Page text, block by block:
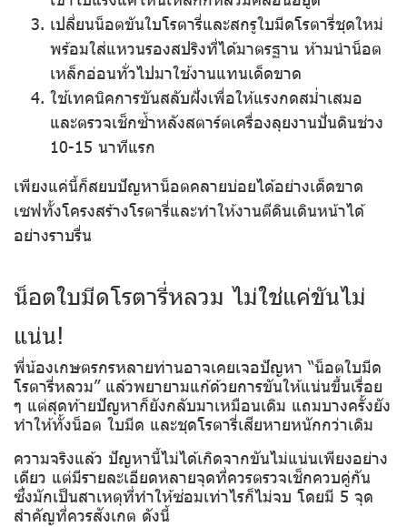
เปลี่ยนน็อตขันใบโรตารี่และสกรูใบมีดโรตารี่ชุดใหม่
พร้อมใส่แหวนรองสปริงที่ได้มาตรฐาน ห้ามนำน็อต
เหล็กอ่อนทั่วไปมาใช้งานแทนเด็ดขาด
ใช้เทคนิคการขันสลับฝั่งเพื่อให้แรงกดสม่ำเสมอ
และตรวจเช็กซ้ำหลังสตาร์ตเครื่องลุยงานปั่นดินช่วง
10-15 นาทีแรก
เพียงแค่นี้ก็สยบปัญหาน็อตคลายบ่อยได้อย่างเด็ดขาด
เซฟทั้งโครงสร้างโรตารี่และทำให้งานตีดินเดินหน้าได้
อย่างราบรื่น
น็อตใบมีดโรตารี่หลวม ไม่ใช่แค่ขันไม่
แน่น!
พี่น้องเกษตรกรหลายท่านอาจเคยเจอปัญหา “น็อตใบมีด
โรตารี่หลวม” แล้วพยายามแก้ด้วยการขันให้แน่นขึ้นเรื่อย
ๆ แต่สุดท้ายปัญหาก็ยังกลับมาเหมือนเดิม แถมบางครั้งยัง
ทำให้ทั้งน็อต ใบมีด และชุดโรตารี่เสียหายหนักกว่าเดิม
ความจริงแล้ว ปัญหานี้ไม่ได้เกิดจากขันไม่แน่นเพียงอย่าง
เดียว แต่มีรายละเอียดหลายจุดที่ควรตรวจเช็กควบคู่กัน
ซึ่งมักเป็นสาเหตุที่ทำให้ซ่อมเท่าไรก็ไม่จบ โดยมี 5 จุด
สำคัญที่ควรสังเกต ดังนี้